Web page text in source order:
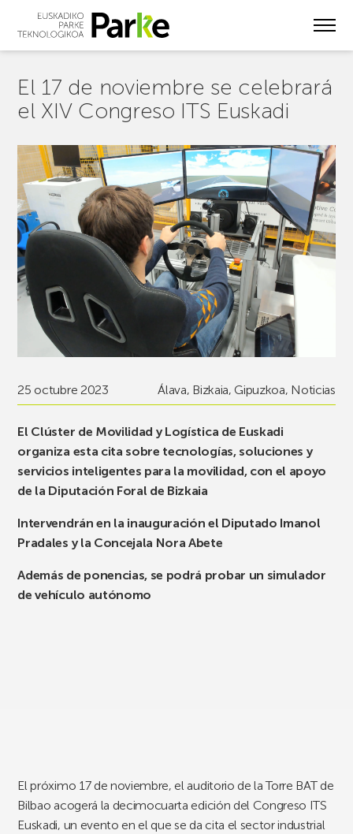
El 17 de noviembre se celebrará
el XIV Congreso ITS Euskadi
25 octubre 2023 Álava, Bizkaia,Gipuzkoa, Noticias
El Clúster de Movilidad y Logística de Euskadi
organiza esta cita sobre tecnologías, soluciones y
servicios inteligentes para la movilidad, con el apoyo
de la Diputación Foral de Bizkaia
Intervendrán en la inauguración el Diputado Imanol
Pradales y la Concejala Nora Abete
Además de ponencias, se podrá probar un simulador
de vehículo autónomo
El próximo 17 de noviembre, el auditorio de la Torre BAT de
Bilbao acogerá la decimocuarta edición del Congreso ITS
Euskadi, un evento en el que se da cita el sector industrial